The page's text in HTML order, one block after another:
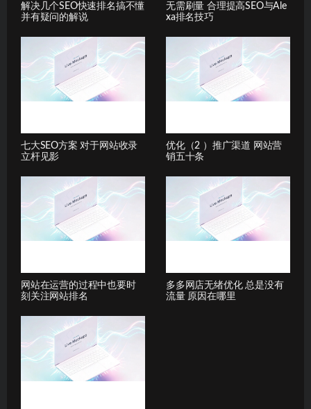
解决几个SEO快速排名搞不懂
并有疑问的解说
无需刷量 合理提高SEO与Ale
xa排名技巧
七大SEO方案 对于网站收录
立杆见影
优化（2 ）推广渠道 网站营
销五十条
网站在运营的过程中也要时
刻关注网站排名
多多网店无绪优化 总是没有
流量 原因在哪里